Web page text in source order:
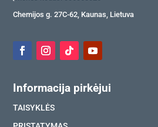
Chemijos g. 27C-62, Kaunas, Lietuva
Informacija pirkėjui
TAISYKLĖS